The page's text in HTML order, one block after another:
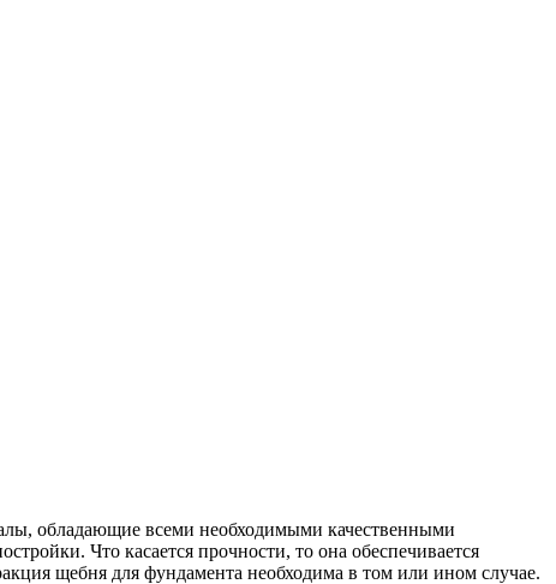
обладающие всеми необходимыми качественными
Что касается прочности, то она обеспечивается
щебня для фундамента необходима в том или ином случае.